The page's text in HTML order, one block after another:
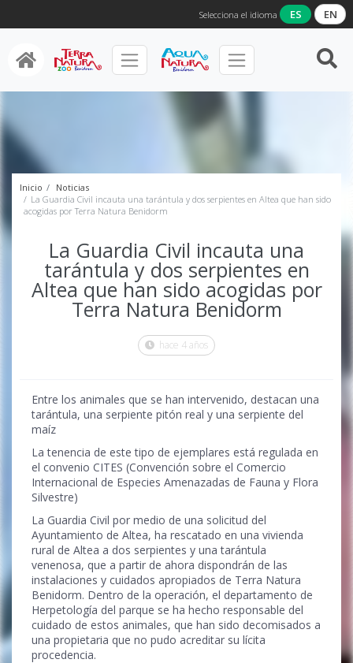
Selecciona el idioma ES EN
Inicio
Noticias
La Guardia Civil incauta una tarántula y dos serpientes en Altea que han sido
acogidas por Terra Natura Benidorm
La Guardia Civil incauta una
tarántula y dos serpientes en
Altea que han sido acogidas por
Terra Natura Benidorm
hace 4 años
Entre los animales que se han intervenido, destacan una
tarántula, una serpiente pitón real y una serpiente del
maíz
La tenencia de este tipo de ejemplares está regulada en
el convenio CITES (Convención sobre el Comercio
Internacional de Especies Amenazadas de Fauna y Flora
Silvestre)
La Guardia Civil por medio de una solicitud del
Ayuntamiento de Altea, ha rescatado en una vivienda
rural de Altea a dos serpientes y una tarántula
venenosa, que a partir de ahora dispondrán de las
instalaciones y cuidados apropiados de Terra Natura
Benidorm. Dentro de la operación, el departamento de
Herpetología del parque se ha hecho responsable del
cuidado de estos animales, que han sido decomisados a
una propietaria que no pudo acreditar su lícita
procedencia.